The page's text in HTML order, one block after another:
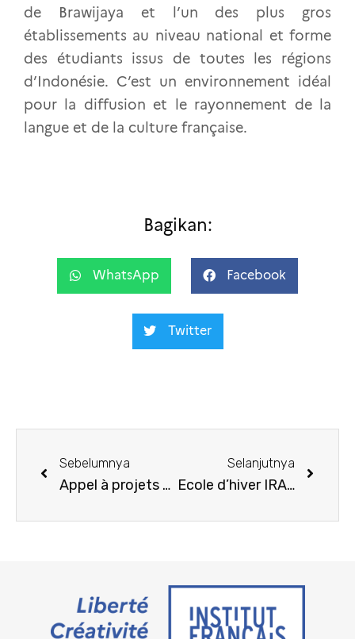
de Brawijaya et l’un des plus gros
établissements au niveau national et forme
des étudiants issus de toutes les régions
d’Indonésie. C’est un environnement idéal
pour la diffusion et le rayonnement de la
langue et de la culture française.
Bagikan:
WhatsApp Facebook
Twitter
Sebelumnya
Appel à projets Science et Impact – mars 2022
Selanjutnya
Ecole d’hiver IRASEC en sciences sociales et humaines